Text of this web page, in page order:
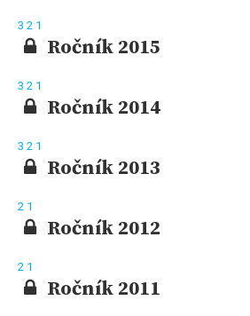
3 2 1
Ročník 2015
3 2 1
Ročník 2014
3 2 1
Ročník 2013
2 1
Ročník 2012
2 1
Ročník 2011